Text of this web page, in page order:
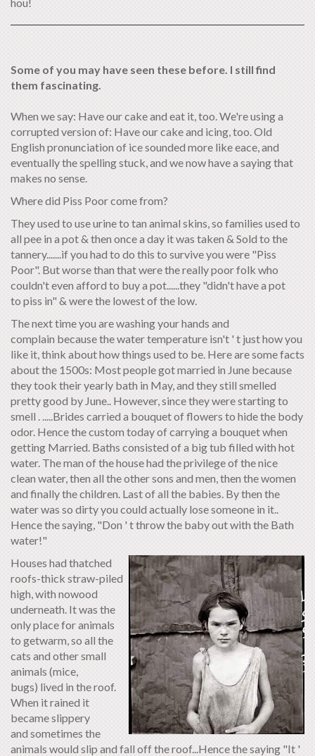
Some of you may have seen these before. I still find
them fascinating.
When we say: Have our cake and eat it, too. We're using a
corrupted version of: Have our cake and icing, too. Old
English pronunciation of ice sounded more like eace, and
eventually the spelling stuck, and we now have a saying that
makes no sense.
Where did Piss Poor come from?
They used to use urine to tan animal skins, so families used to
all pee in a pot & then once a day it was taken & Sold to the
tannery.......if you had to do this to survive you were "Piss
Poor". But worse than that were the really poor folk who
couldn't even afford to buy a pot......they "didn't have a pot
to piss in" & were the lowest of the low.
The next time you are washing your hands and
complain because the water temperature isn't ' t just how you
like it, think about how things used to be. Here are some facts
about the 1500s: Most people got married in June because
they took their yearly bath in May, and they still smelled
pretty good by June.. However, since they were starting to
smell . .....Brides carried a bouquet of flowers to hide the body
odor. Hence the custom today of carrying a bouquet when
getting Married. Baths consisted of a big tub filled with hot
water. The man of the house had the privilege of the nice
clean water, then all the other sons and men, then the women
and finally the children. Last of all the babies. By then the
water was so dirty you could actually lose someone in it..
Hence the saying, "Don ' t throw the baby out with the Bath
water!"
Houses had thatched
roofs-thick straw-piled
high, with nowood
underneath. It was the
only place for animals
to getwarm, so all the
cats and other small
animals (mice,
bugs) lived in the roof.
When it rained it
became slippery
and sometimes the
animals would slip and fall off the roof...Hence the saying "It '